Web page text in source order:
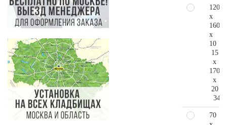
120
x
160
x
10
15
x
170
x
20
70